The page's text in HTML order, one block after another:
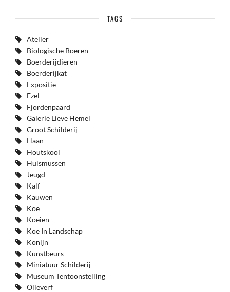
TAGS
Atelier
Biologische Boeren
Boerderijdieren
Boerderijkat
Expositie
Ezel
Fjordenpaard
Galerie Lieve Hemel
Groot Schilderij
Haan
Houtskool
Huismussen
Jeugd
Kalf
Kauwen
Koe
Koeien
Koe In Landschap
Konijn
Kunstbeurs
Miniatuur Schilderij
Museum Tentoonstelling
Olieverf